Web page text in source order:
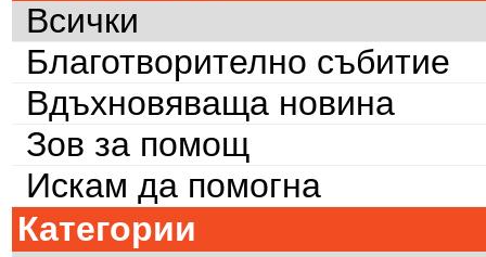
Всички
Благотворително събитие
Вдъхновяваща новина
Зов за помощ
Искам да помогна
Категории